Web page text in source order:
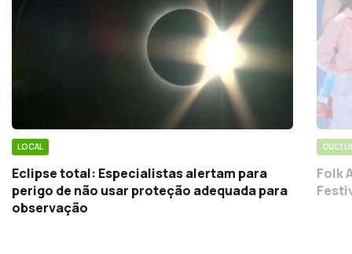
LOCAL
Eclipse total: Especialistas alertam para
perigo de não usar proteção adequada para
observação
Folk